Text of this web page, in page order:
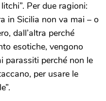
Per due ragioni:
in Sicilia non va mai – o
dall’altra perché
esotiche, vengono
parassiti perché non le
per usare le